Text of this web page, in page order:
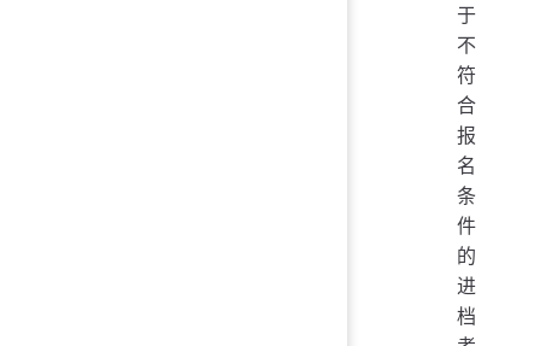
于
不
符
合
报
名
条
件
的
进
档